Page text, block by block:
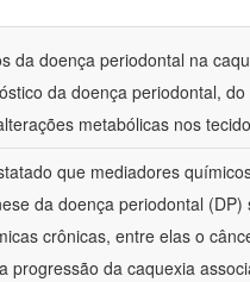
da doença periodontal na
da doença periodontal,
metabólicas nos
que mediadores
da doença periodontal
crônicas, entre elas o
progressão da caquexia